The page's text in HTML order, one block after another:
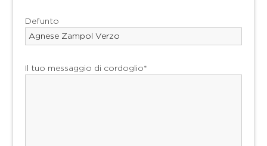
Defunto
Il tuo messaggio di cordoglio*